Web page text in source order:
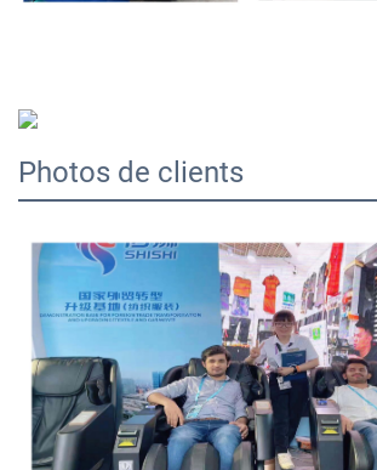
Photos de clients